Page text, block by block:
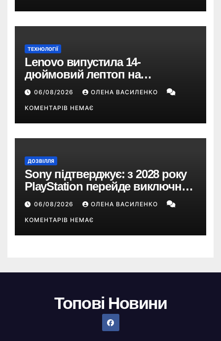
ТЕХНОЛОГІЇ
Lenovo випустила 14-
дюймовий лептоп на
Snapdragon X2 з автономністю
понад 33 години
06/08/2026 ОЛЕНА ВАСИЛЕНКО
КОМЕНТАРІВ НЕМАЄ
ДОЗВІЛЛЯ
Sony підтверджує: з 2028 року
PlayStation перейде виключно
на цифрові ігри
06/08/2026 ОЛЕНА ВАСИЛЕНКО
КОМЕНТАРІВ НЕМАЄ
Топові Новини